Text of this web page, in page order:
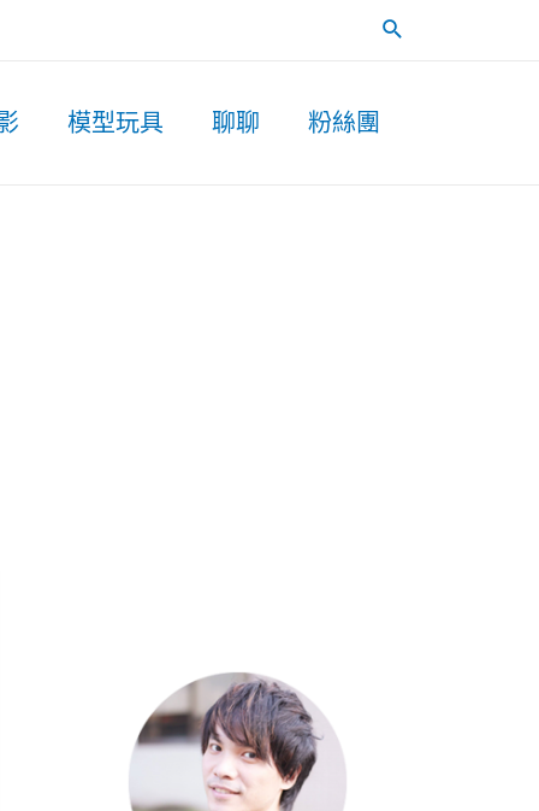
Search
模型玩具 聊聊 粉絲團